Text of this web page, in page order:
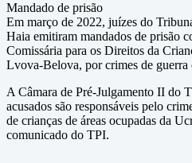
Mandado de prisão
Em março de 2022, juízes do
Haia emitiram mandados de prisão
Comissária para os Direitos da
Lvova-Belova, por crimes de guerra
A Câmara de Pré-Julgamento II do
acusados são responsáveis pelo
de crianças de áreas ocupadas da
comunicado do TPI.